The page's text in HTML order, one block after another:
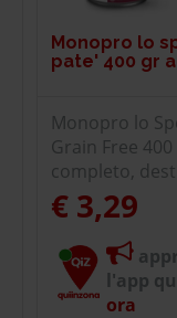
Monopro lo
pate' 400 gr
Monopro lo
Grain Free
completo,
€ 3,29
l'app
ora